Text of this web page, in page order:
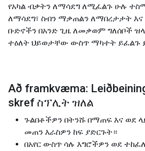
የአካል ብቃትን ለማሳደግ ለሚፈልጉ ሁሉ
ለማሳደግ፣ ስብን ማቃጠልን ለማበረታታት እና
ቡድኖችን በአንድ ጊዜ ለመቃወም ግለሰቦች
ተዕለት ህይወታቸው ውስጥ ማካተት ይፈልጉ
Að framkvæma:
skref ስፕሊት ዝለል
ጉልበቶችዎን በትንሹ በማጠፍ እና ወደ
መጠን እራስዎን ከፍ ያድርጉት።
በአየር ውስጥ ሳሉ እግሮችዎን ወደ